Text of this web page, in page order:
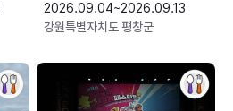
2026.09.04~2026.09.13
강원특별자치도 평창군